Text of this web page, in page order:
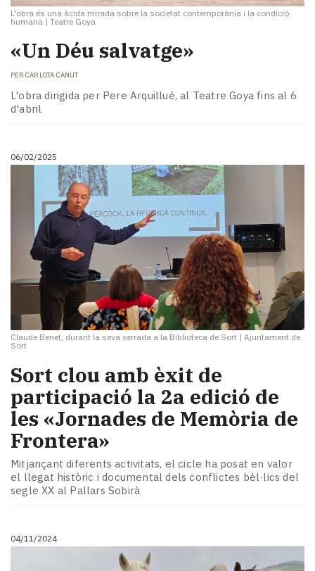
L'obra és una àcida mirada sobre la societat contemporània i la condició
humana | Teatre Goya
«Un Déu salvatge»
PER CARLOTA CANUT
L'obra dirigida per Pere Arquillué, al Teatre Goya fins al 6
d'abril
06/02/2025
Claude Benet, durant la seva xerrada a la Biblioteca de Sort | Ajuntament de
Sort
Sort clou amb èxit de
participació la 2a edició de
les «Jornades de Memòria de
Frontera»
Mitjançant diferents activitats, el cicle ha posat en valor
el llegat històric i documental dels conflictes bèl·lics del
segle XX al Pallars Sobirà
04/11/2024